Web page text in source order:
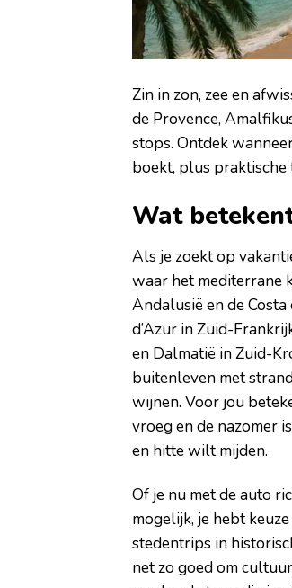
Zin in zon, zee en
de Provence,
stops. Ontdek
boekt, plus praktische
Wat
Als je zoekt op
waar het mediterrane
Andalusië en de
d’Azur in Zuid-
en Dalmatië in Zuid-
buitenleven met
wijnen. Voor jou
vroeg en de nazomer
en hitte wilt mijden.
Of je nu met de auto
mogelijk, je hebt
stedentrips in
net zo goed om